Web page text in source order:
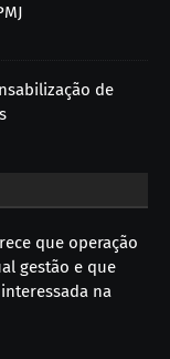
de
que operação
gestão e que
na